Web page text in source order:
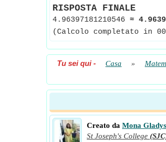
RISPOSTA FINALE
4.96397181210546 ≈
(Calcolo completato in
Tu sei qui- Casa »
Creato da Mona Gladys
St Joseph's College